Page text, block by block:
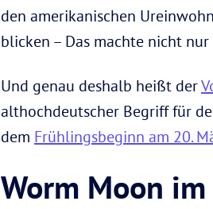
den amerikanischen
blicken – Das machte nicht
Und genau deshalb heißt der
althochdeutscher Begriff für
dem Frühlingsbeginn am 20.
Worm Moon